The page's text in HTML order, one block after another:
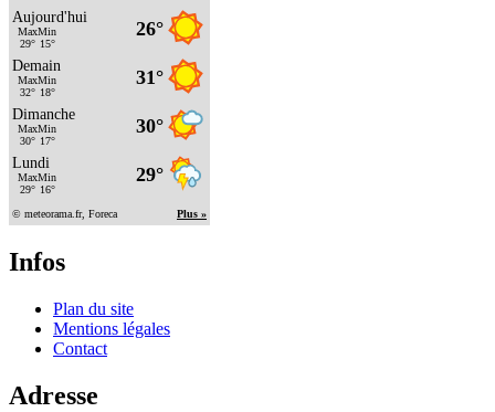
Infos
Plan du site
Mentions légales
Contact
Adresse